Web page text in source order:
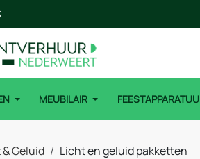
MEUBILAIR
Geluid Licht en geluid pakketten